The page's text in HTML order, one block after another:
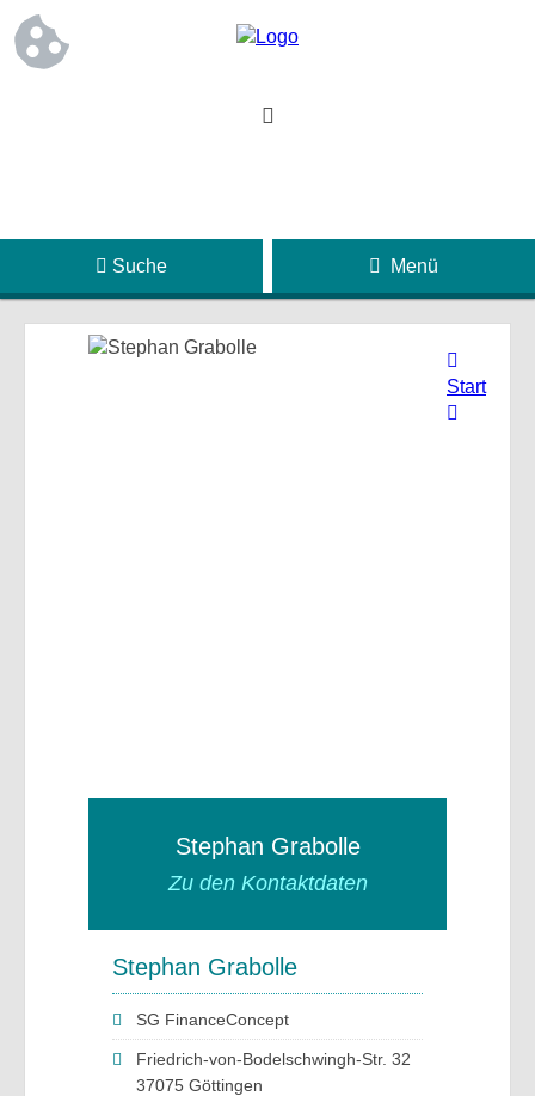
Suche Menü
Stephan Grabolle
Zu den Kontaktdaten
Stephan Grabolle
SG FinanceConcept
Friedrich-von-Bodelschwingh-Str. 32
37075 Göttingen
Start